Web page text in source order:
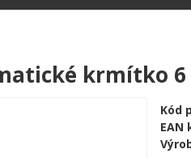
krmítko
Kód
EAN